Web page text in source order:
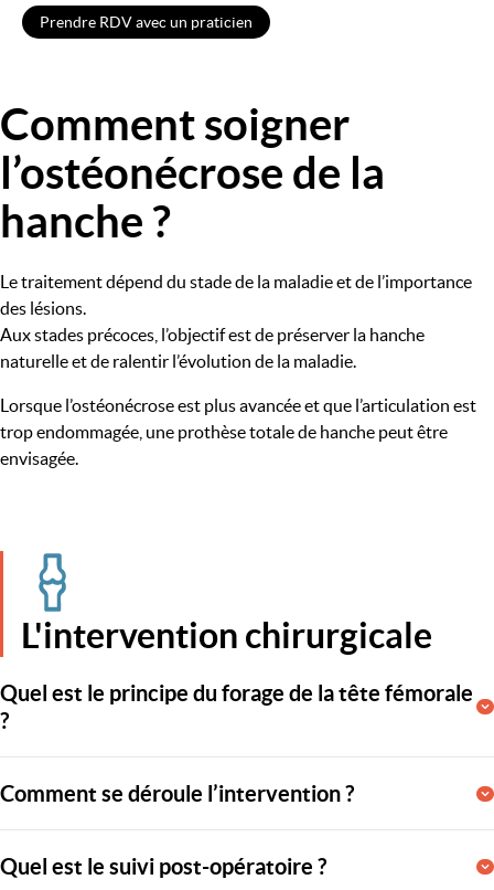
Prendre RDV avec un praticien
Image
Comment soigner
l’ostéonécrose de la
hanche ?
Le traitement dépend du stade de la maladie et de l’importance
des lésions.
Aux stades précoces, l’objectif est de préserver la hanche
naturelle et de ralentir l’évolution de la maladie.
Lorsque l’ostéonécrose est plus avancée et que l’articulation est
trop endommagée, une prothèse totale de hanche peut être
envisagée.
L'intervention chirurgicale
Quel est le principe du forage de la tête fémorale
?
Le forage de la tête fémorale, aussi appelé décompression, est une
Comment se déroule l’intervention ?
L’intervention est réalisée sous anesthésie générale ou
Quel est le suivi post-opératoire ?